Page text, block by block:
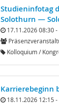
Studieninfotag
Solothurn —
17.11.2026 08:30 -
Kolloquium /
Karrierebeginn
18.11.2026 12:15 -